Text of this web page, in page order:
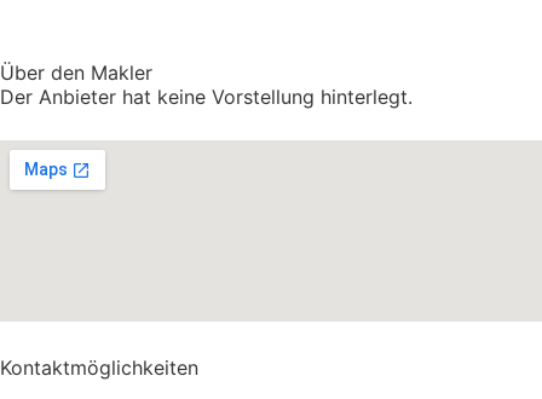
Über den Makler
Der Anbieter hat keine Vorstellung hinterlegt.
Kontaktmöglichkeiten